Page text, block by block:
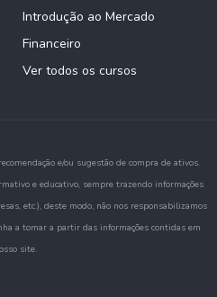
Introdução ao Mercado
Financeiro
Ver todos os cursos
e/ou sugestão de compra de ativos.
e educativo, sempre trazendo informações
etc.), deste modo, não nos responsabilizamos
a tomar a partir das informações contidas em
site.